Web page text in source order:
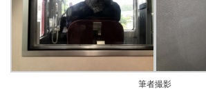
筆者撮影